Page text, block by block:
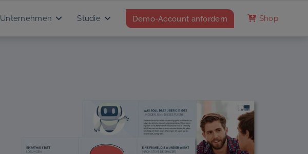
Unternehmen Studie Demo-Account anfordern Shop